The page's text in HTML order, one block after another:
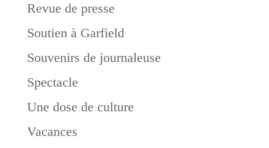
Revue de presse
Soutien à Garfield
Souvenirs de journaleuse
Spectacle
Une dose de culture
Vacances